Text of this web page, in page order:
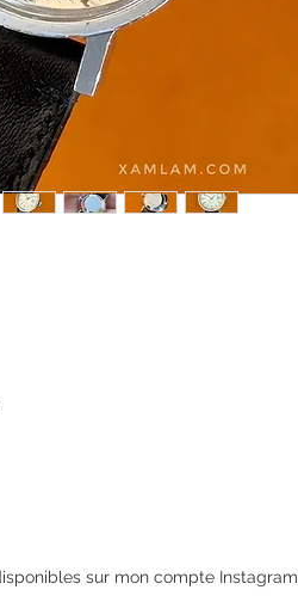
sur mon compte Instagram